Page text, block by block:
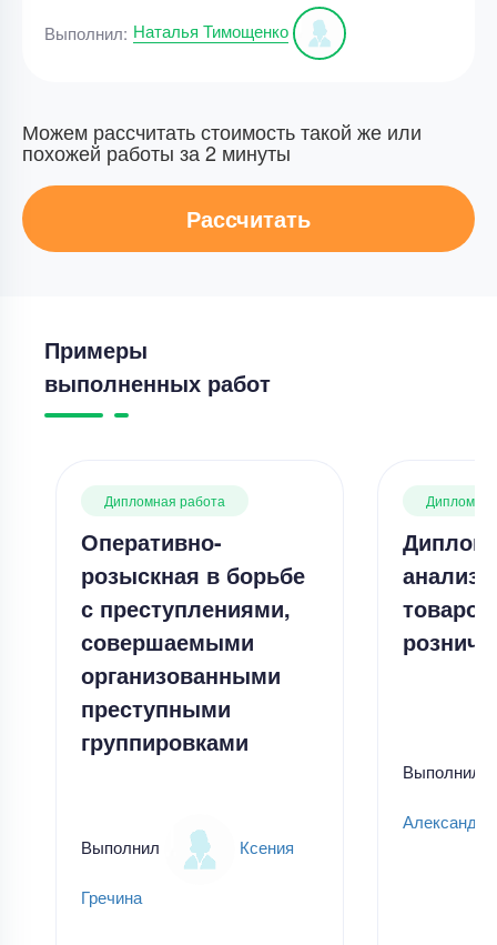
Выполнил: Наталья Тимощенко
Можем рассчитать стоимость такой же или
похожей работы за 2 минуты
Рассчитать
Примеры
выполненных работ
Дипломная работа
Оперативно-
розыскная в борьбе
с преступлениями,
совершаемыми
организованными
преступными
группировками
Выполнил Ксения
Гречина
анализ
Выполнил
Александр